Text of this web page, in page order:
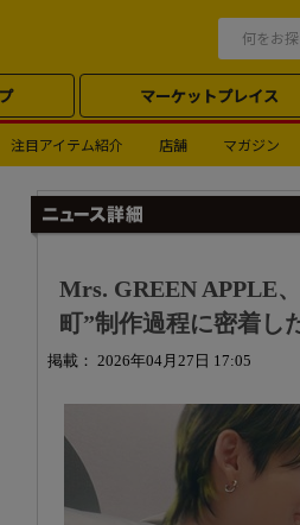
マーケットプレイス
注目アイテム紹介 店舗 マガジン
Mrs. GREEN APPLE
町”制作過程に密着し
掲載： 2026年04月27日 17:05